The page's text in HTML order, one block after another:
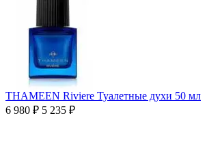
THAMEEN Riviere Туалетные духи 50 мл
6 980 ₽ 5 235 ₽